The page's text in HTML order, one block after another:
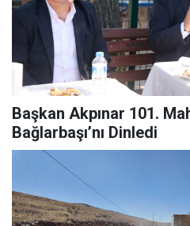
Başkan Akpınar 101.
Bağlarbaşı’nı Dinledi